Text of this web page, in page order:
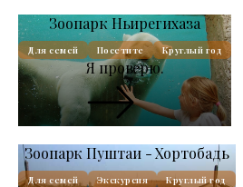
Зоопарк Ньирегихаза
Для семей Посетите Круглый год
Я проверю.
Зоопарк Пуштаи - Хортобадь
Для семей Экскурсия Круглый год